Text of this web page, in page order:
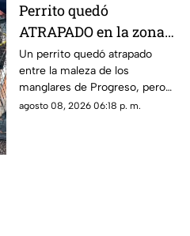
Perrito quedó
ATRAPADO en la zona
de manglares de
Progreso; así fue
rescatado
Un perrito quedó atrapado
entre la maleza de los
manglares de Progreso, pero
fue rescatado por integrantes
agosto 08, 2026 06:18 p. m.